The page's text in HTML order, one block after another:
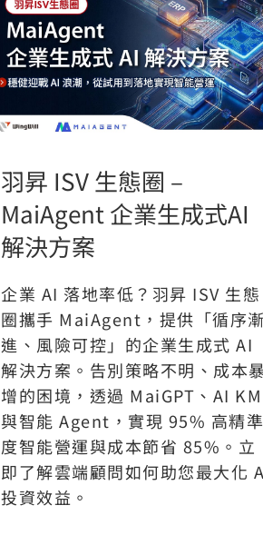
羽昇 ISV 生態圈 –
MaiAgent 企業生成式AI
解決方案
企業 AI 落地率低？羽昇 ISV 生態
圈攜手 MaiAgent，提供「循序漸
進、風險可控」的企業生成式 AI
解決方案。告別策略不明、成本暴
增的困境，透過 MaiGPT、AI KM
與智能 Agent，實現 95% 高精準
度智能營運與成本節省 85%。立
即了解雲端顧問如何助您最大化
投資效益。